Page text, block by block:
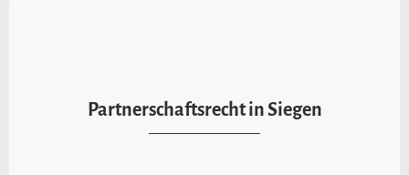
Partnerschaftsrecht in Siegen